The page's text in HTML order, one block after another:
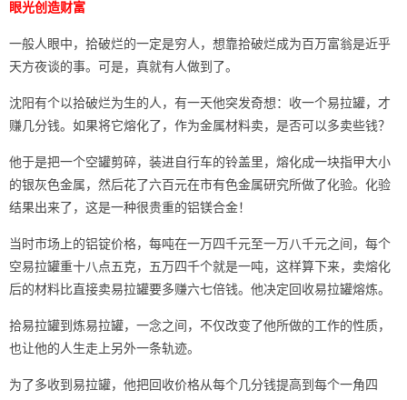
眼光创造财富
一般人眼中，拾破烂的一定是穷人，想靠拾破烂成为百万富翁是近乎
天方夜谈的事。可是，真就有人做到了。
沈阳有个以拾破烂为生的人，有一天他突发奇想：收一个易拉罐，才
赚几分钱。如果将它熔化了，作为金属材料卖，是否可以多卖些钱？
他于是把一个空罐剪碎，装进自行车的铃盖里，熔化成一块指甲大小
的银灰色金属，然后花了六百元在市有色金属研究所做了化验。化验
结果出来了，这是一种很贵重的铝镁合金！
当时市场上的铝锭价格，每吨在一万四千元至一万八千元之间，每个
空易拉罐重十八点五克，五万四千个就是一吨，这样算下来，卖熔化
后的材料比直接卖易拉罐要多赚六七倍钱。他决定回收易拉罐熔炼。
拾易拉罐到炼易拉罐，一念之间，不仅改变了他所做的工作的性质，
也让他的人生走上另外一条轨迹。
为了多收到易拉罐，他把回收价格从每个几分钱提高到每个一角四